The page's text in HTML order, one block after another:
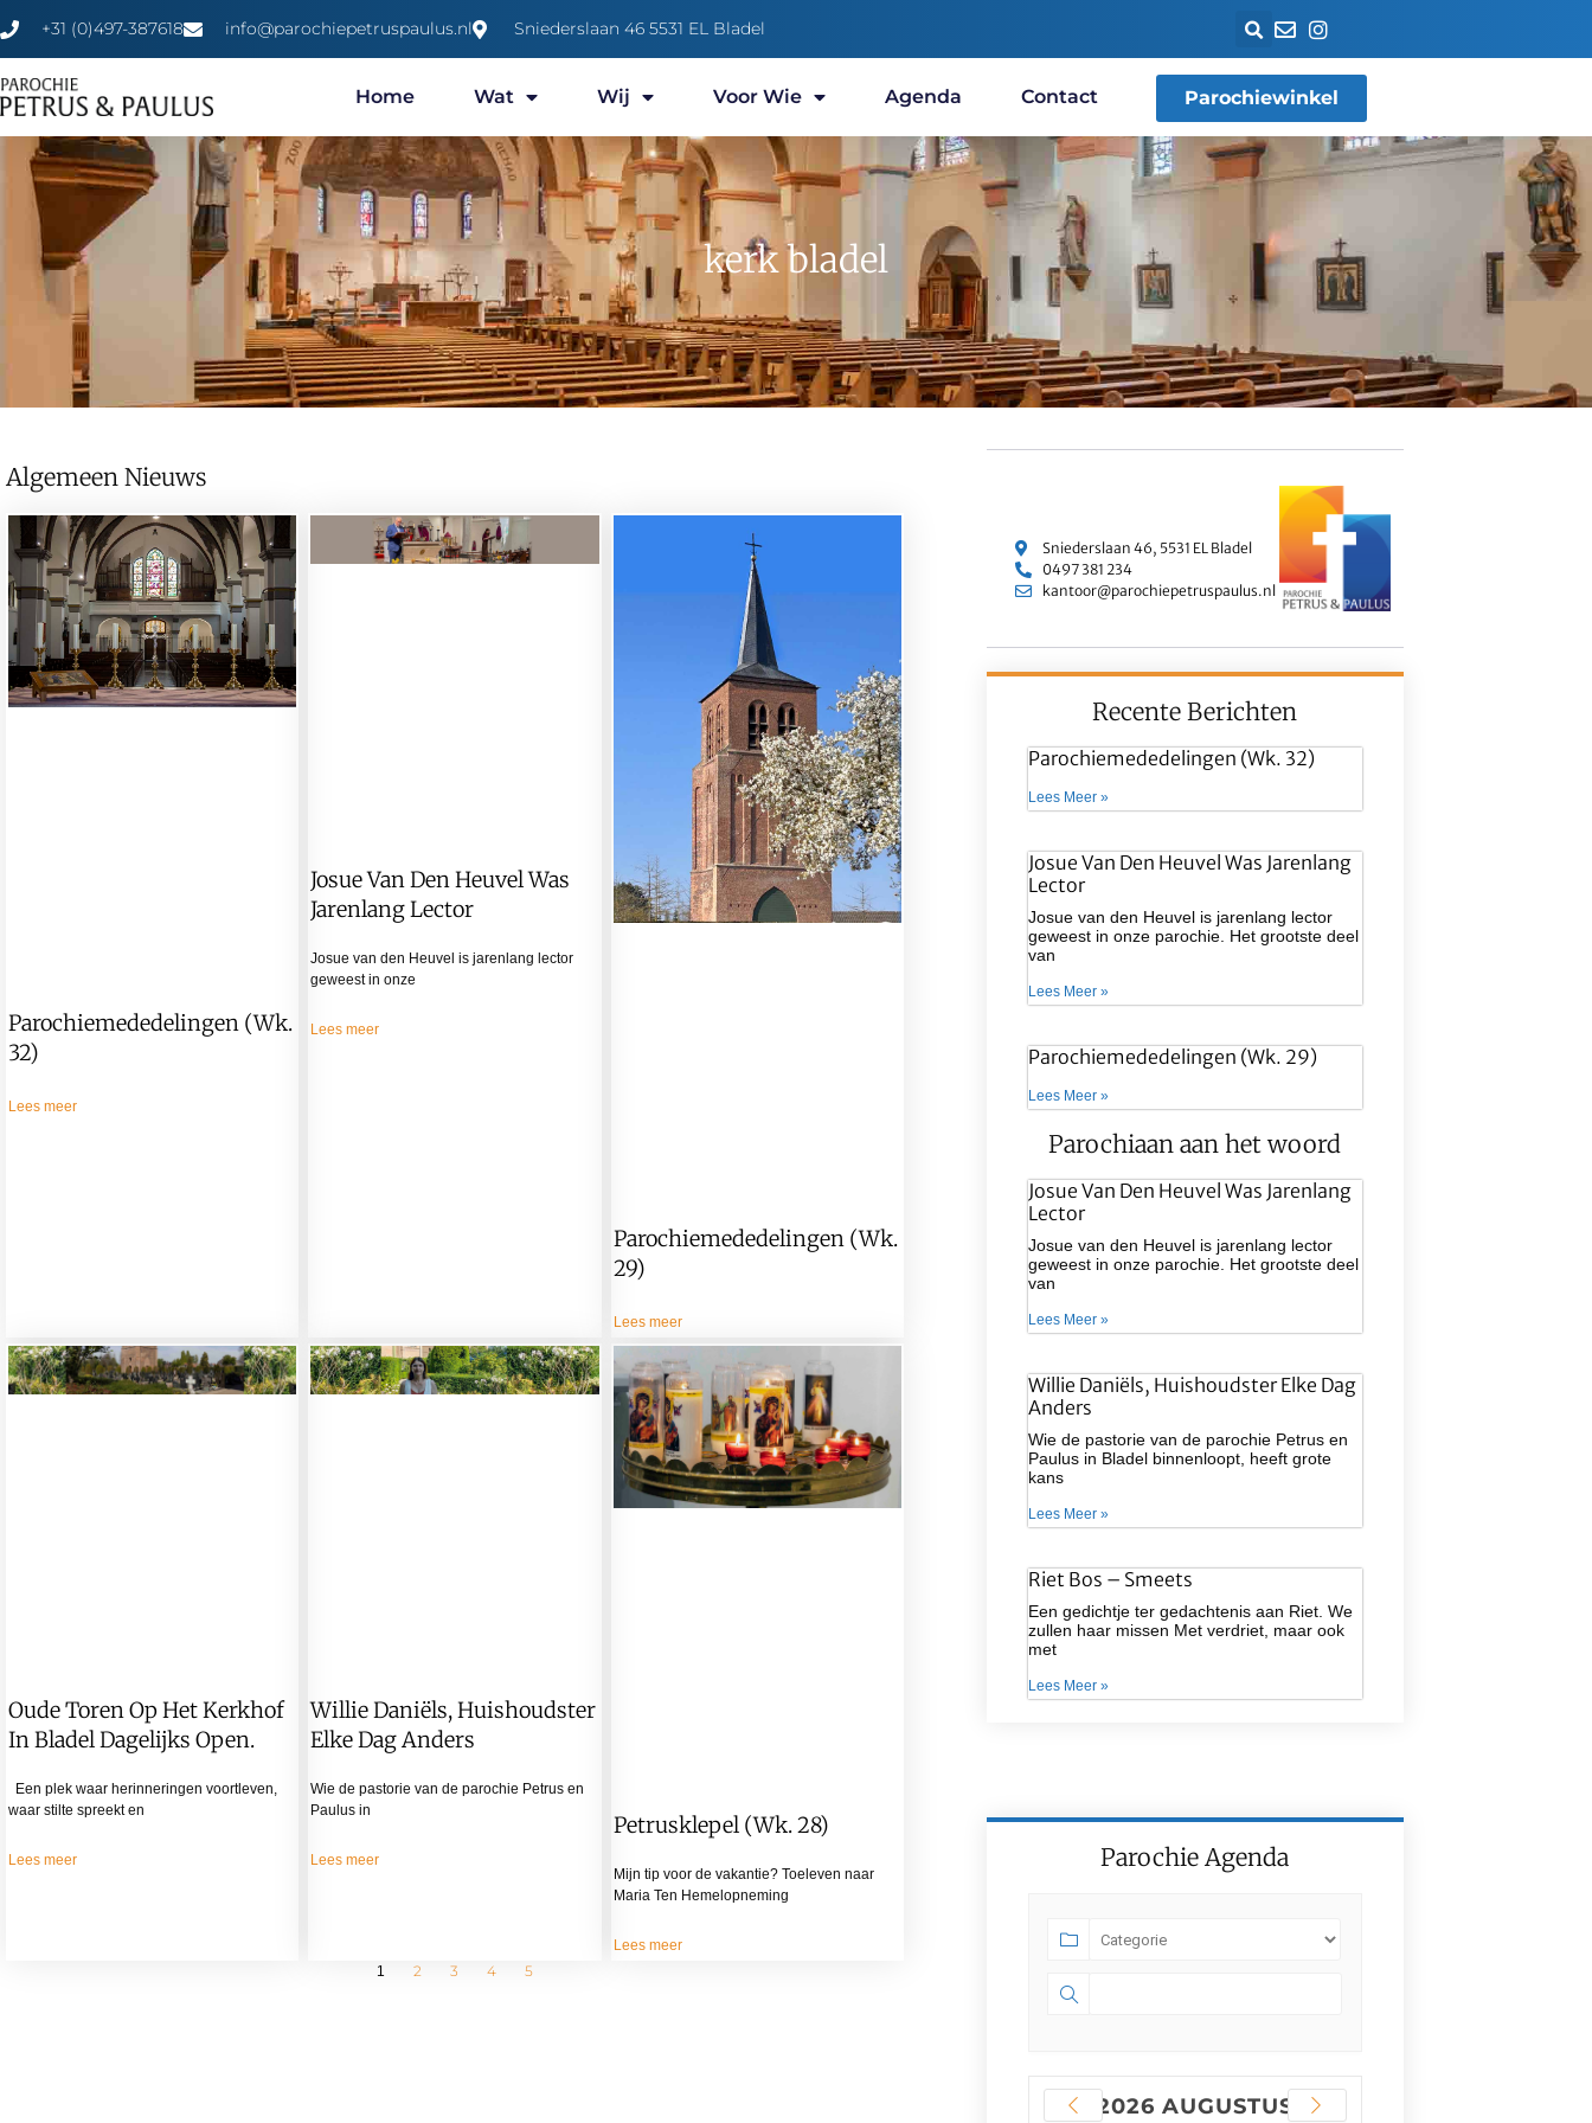
+31 (0)497-387618 info@parochiepetruspaulus.nl Sniederslaan 46 5531 EL Bladel
Home Wat Wij Voor Wie Agenda Contact Parochiewinkel
kerk bladel
Algemeen Nieuws
Parochiemededelingen (wk.
32)
Lees meer
Josue Van Den Heuvel Was
Jarenlang Lector
Josue van den Heuvel is jarenlang lector
geweest in onze
Lees meer
Parochiemededelingen (wk.
29)
Lees meer
Oude Toren Op Het Kerkhof
In Bladel Dagelijks Open.
Een plek waar herinneringen voortleven,
waar stilte spreekt en
Lees meer
Willie Daniëls, Huishoudster
Elke Dag Anders
Wie de pastorie van de parochie Petrus en
Paulus in
Lees meer
Petrusklepel (wk. 28)
Mijn tip voor de vakantie? Toeleven naar
Maria Ten Hemelopneming
Lees meer
1
2 3 4 5
Sniederslaan 46, 5531 EL Bladel
0497 381 234
kantoor@parochiepetruspaulus.nl
Recente Berichten
Parochiemededelingen (wk. 32)
Lees Meer »
Josue Van Den Heuvel Was Jarenlang
Lector
Josue van den Heuvel is jarenlang lector
geweest in onze parochie. Het grootste deel
van
Lees Meer »
Parochiemededelingen (wk. 29)
Lees Meer »
Parochiaan aan het woord
Josue Van Den Heuvel Was Jarenlang
Lector
Josue van den Heuvel is jarenlang lector
geweest in onze parochie. Het grootste deel
van
Lees Meer »
Willie Daniëls, Huishoudster Elke Dag
Anders
Wie de pastorie van de parochie Petrus en
Paulus in Bladel binnenloopt, heeft grote
kans
Lees Meer »
Riet Bos – Smeets
Een gedichtje ter gedachtenis aan Riet. We
zullen haar missen Met verdriet, maar ook
met
Lees Meer »
Parochie Agenda
2026 AUGUSTUS